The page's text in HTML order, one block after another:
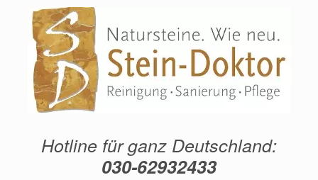
springen
Hotline für ganz Deutschland:
030-62932433